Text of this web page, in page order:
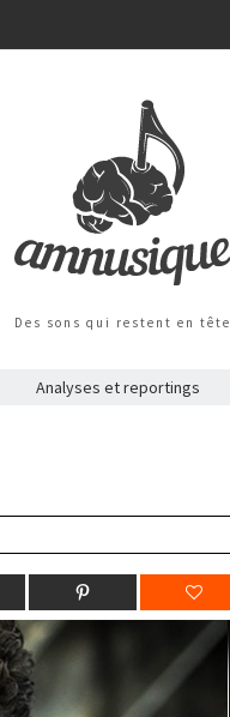
Des sons qui restent en tête
Analyses et reportings